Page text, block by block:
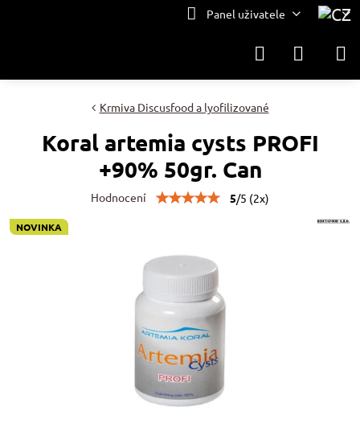
Panel uživatele
NOVINKA
Krmiva Discusfood a lyofilizované
Koral artemia cysts PROFI
+90% 50gr. Can
Hodnocení 5/5 (2x)